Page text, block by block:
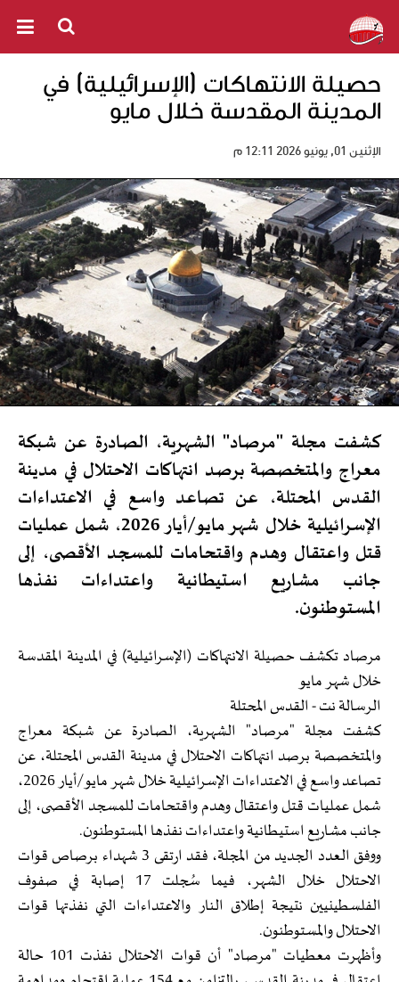
حصيلة الانتهاكات (الإسرائيلية) في
المدينة المقدسة خلال مايو
الإثنين 01, يونيو 2026 12:11 م
كشفت مجلة "مرصاد" الشهرية، الصادرة عن شبكة
معراج والمتخصصة برصد انتهاكات الاحتلال في مدينة
القدس المحتلة، عن تصاعد واسع في الاعتداءات
الإسرائيلية خلال شهر مايو/أيار 2026، شمل عمليات
قتل واعتقال وهدم واقتحامات للمسجد الأقصى، إلى
جانب مشاريع استيطانية واعتداءات نفذها
المستوطنون.
مرصاد تكشف حصيلة الانتهاكات (الإسرائيلية) في المدينة المقدسة
خلال شهر مايو
الرسالة نت - القدس المحتلة
كشفت مجلة "مرصاد" الشهرية، الصادرة عن شبكة معراج
والمتخصصة برصد انتهاكات الاحتلال في مدينة القدس المحتلة، عن
تصاعد واسع في الاعتداءات الإسرائيلية خلال شهر مايو/أيار 2026،
شمل عمليات قتل واعتقال وهدم واقتحامات للمسجد الأقصى، إلى
جانب مشاريع استيطانية واعتداءات نفذها المستوطنون.
ووفق العدد الجديد من المجلة، فقد ارتقى 3 شهداء برصاص قوات
الاحتلال خلال الشهر، فيما سُجلت 17 إصابة في صفوف
الفلسطينيين نتيجة إطلاق النار والاعتداءات التي نفذتها قوات
الاحتلال والمستوطنون.
وأظهرت معطيات "مرصاد" أن قوات الاحتلال نفذت 101 حالة